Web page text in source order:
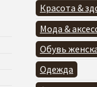
Красота &
Мода &
Обувь
Одежда